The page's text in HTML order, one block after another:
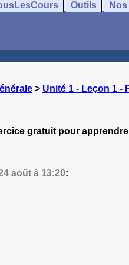
Outils
> Unité 1 - Leçon 1 -
gratuit pour
août à 13:20: